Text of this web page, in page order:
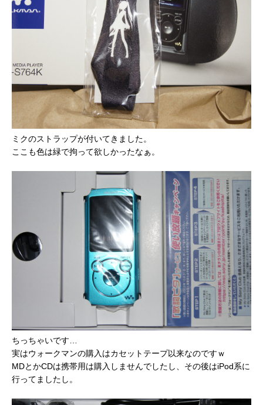
ミクのストラップが付いてきました。
ここも色は緑で拘って欲しかったなぁ。
ちっちゃいです…
実はウォークマンの購入はカセットテープ以来なのですｗ
MDとかCDは携帯用は購入しませんでしたし、その後はiPod系に
行ってましたし。